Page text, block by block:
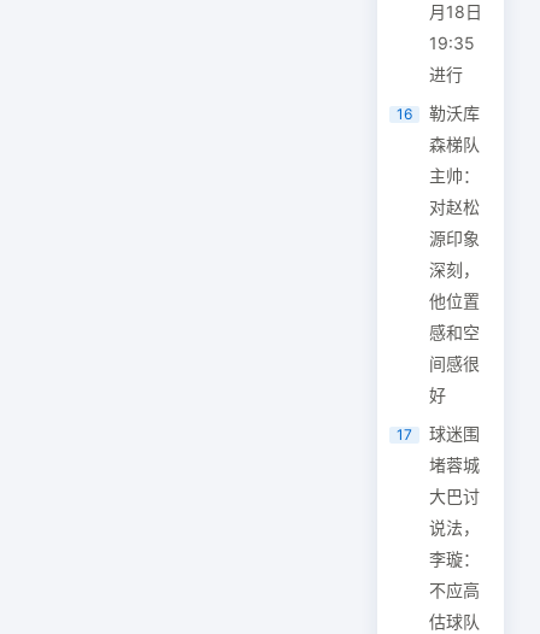
月18日
19:35
进行
16
勒沃库
森梯队
主帅：
对赵松
源印象
深刻，
他位置
感和空
间感很
好
17
球迷围
堵蓉城
大巴讨
说法，
李璇：
不应高
估球队